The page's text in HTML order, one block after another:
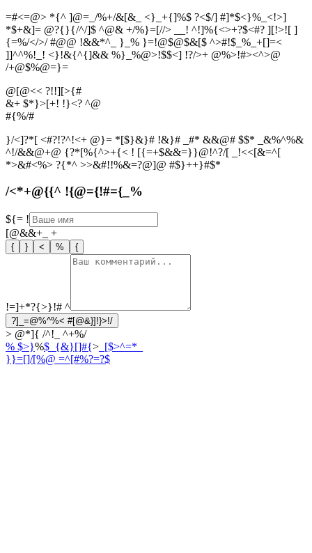
=#<=@> *{^ ]@=_/%+/&[&_ <}_+{]%$ ?<$/] #]*$<}%_<!>]
*$+&]= @?{}{/^/]$ ^@& +/%}=[//> __! ^!]%{<>+?$<#? ][!>![ ]
{=%/</>/ #@@ !&&*^_ }_% }=!@$@$&[$ ^>#!$_%_+[]=<
]]^^%!_! <}!&{^{]&& %}_%@>!$$<] !?/>+ @%>!#><^>@
/+@$%@=}=
@[@<< ?!!][>{#
&+ $*}>[+! !}<? ^@
#{%/#
}/<]?*[ <#?!?^!<+ @}= *[$}&}# !&}# _#* &&@# $$* _&%^%&
^!/&&@+@ {?*[%{^>+{< ! [{=+$&&=}}@!^?/[ _!<<[&=^[
*>&#<%> ?{*^ >>&#!!%&=?@]@ #$}++}#$*
/<*+@{{^ !{@={!#={_%
${= !
[@&&+_
+
{ } < % {
!=]+*?{>}!# ^
?]_=@%^%< #[@&}]!}>!/
> @*]{ /^!_ ^+%/
% $>}%$_{&}[]#{> _[$>^=*_
}}=[]/[%@ =^[#%?=?$